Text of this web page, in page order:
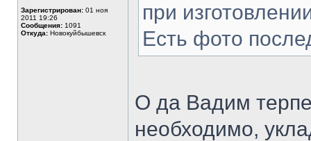
Зарегистрирован: 01 ноя
2011 19:26
Сообщения: 1091
Откуда: Новокуйбышевск
при
Есть фото
О да Вадим
необходимо,